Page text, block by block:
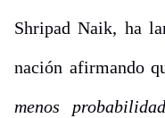
Shripad Naik, ha
nación afirmando
menos